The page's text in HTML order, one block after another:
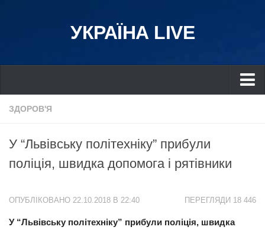
УКРАЇНА LIVE
Україна
Дніпро
Львів
Харків
Донбас
ЗДОРОВ'Я
У “Львівську політехніку” прибули
поліція, швидка допомога і рятівники
ПЕРЕГЛЯДИ 18 446
ОПУБЛІКОВАНО 22.10.2018 В 22:40
У “Львівську політехніку” прибули поліція, швидка